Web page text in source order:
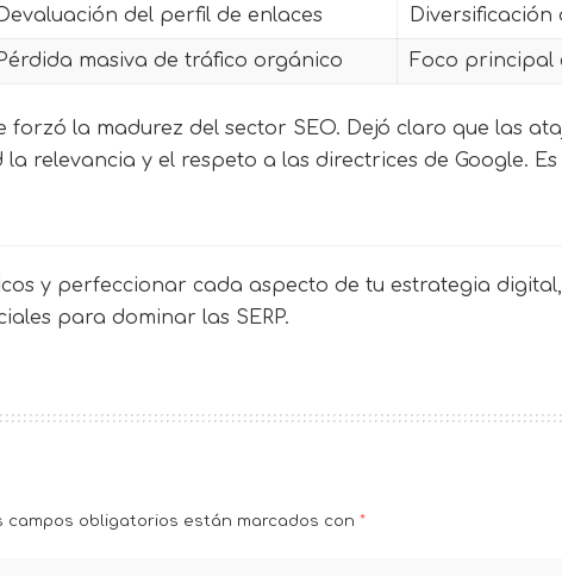
Devaluación del perfil de enlaces
masiva de tráfico orgánico Foco principal
forzó la madurez del sector SEO. Dejó claro que las
relevancia y el respeto a las directrices de Google.
y perfeccionar cada aspecto de tu estrategia
para dominar las SERP.
campos obligatorios están marcados con *